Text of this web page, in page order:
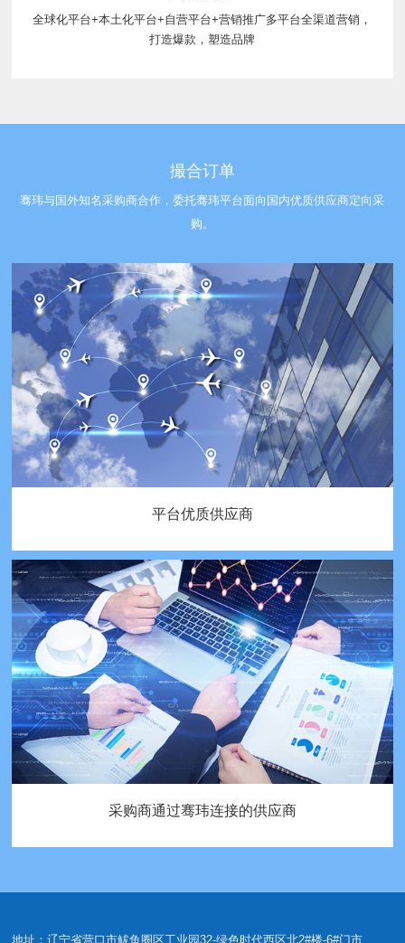
全球化平台+本土化平台+自营平台+营销推广多平台全渠道营销，
打造爆款，塑造品牌
撮合订单
骞玮与国外知名采购商合作，委托骞玮平台面向国内优质供应商定向采
购。
平台优质供应商
采购商通过骞玮连接的供应商
地址：辽宁省营口市鲅鱼圈区工业园32-绿色时代西区北2#楼-6#门市